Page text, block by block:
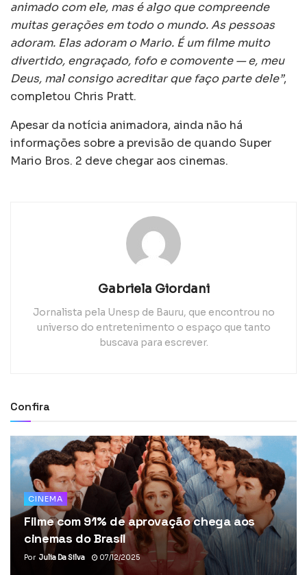
animado com ele, mas é algo que compreende
muitas gerações em todo o mundo. As pessoas
adoram. Elas adoram o Mario. É um filme muito
divertido, engraçado, fofo e comovente — e, meu
Deus, mal consigo acreditar que faço parte dele”,
completou Chris Pratt.
Apesar da notícia animadora, ainda não há
informações sobre a previsão de quando Super
Mario Bros. 2 deve chegar aos cinemas.
Gabriela Giordani
Jornalista pela Unesp de Bauru, que encontrou no
universo do entretenimento o espaço que tanto
buscava para escrever.
Confira
CINEMA
Filme com 91% de aprovação chega aos
cinemas do Brasil
Por Julia Da Silva 07/12/2025